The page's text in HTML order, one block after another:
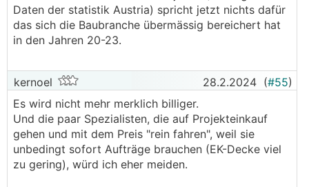
Daten der statistik Austria) spricht jetzt nichts dafür
das sich die Baubranche übermässig bereichert hat
in den Jahren 20-23.
kernoel 28.2.2024 (#55)
Es wird nicht mehr merklich billiger.
Und die paar Spezialisten, die auf Projekteinkauf
gehen und mit dem Preis "rein fahren", weil sie
unbedingt sofort Aufträge brauchen (EK-Decke viel
zu gering), würd ich eher meiden.